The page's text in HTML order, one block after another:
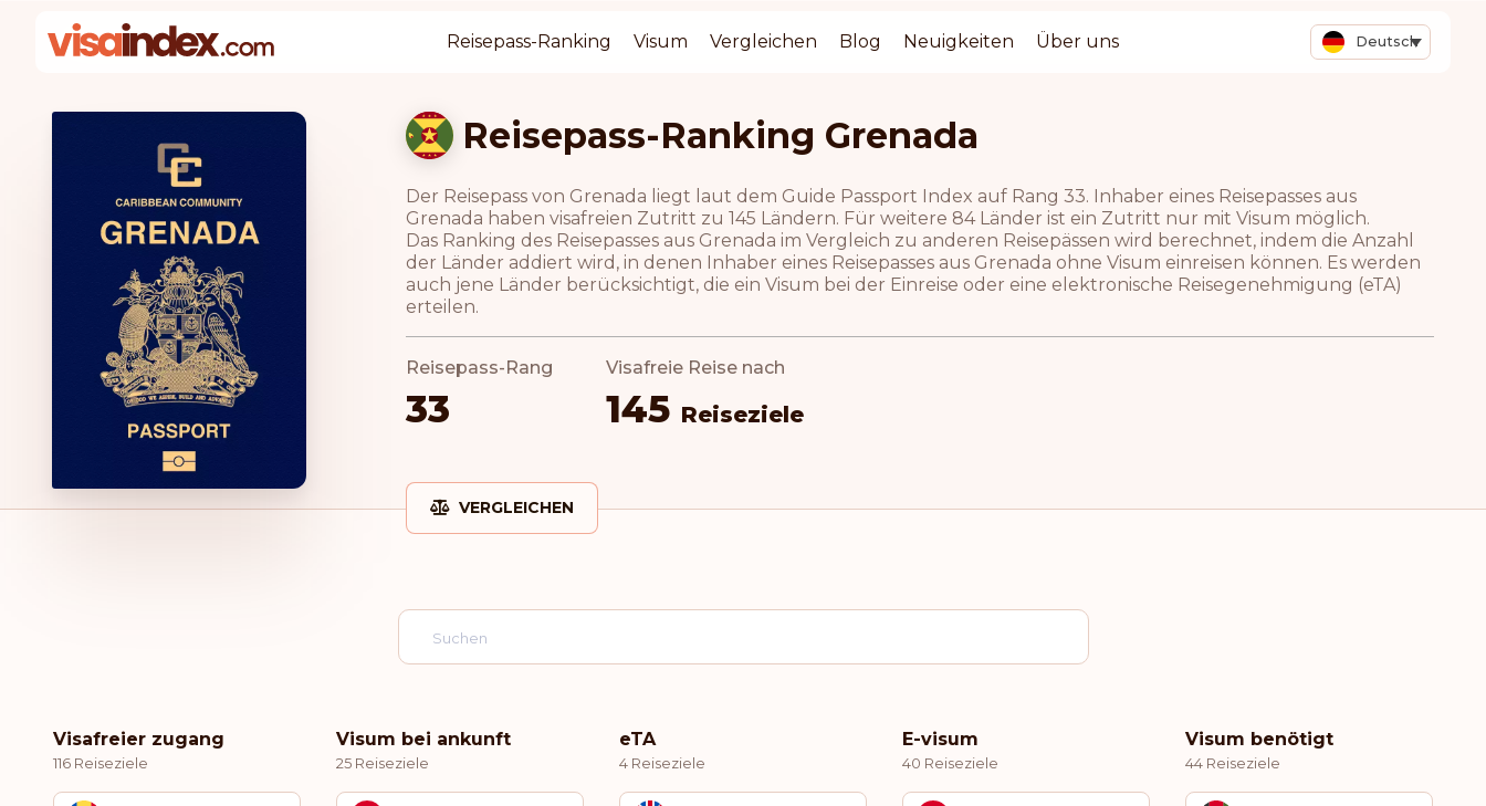
Deutsch
Reisepass-Ranking Visum Vergleichen Blog Neuigkeiten Über uns
Reisepass-Ranking Grenada
Der Reisepass von Grenada liegt laut dem Guide Passport Index auf Rang 33. Inhaber eines Reisepasses aus
Grenada haben visafreien Zutritt zu 145 Ländern. Für weitere 84 Länder ist ein Zutritt nur mit Visum möglich.
Das Ranking des Reisepasses aus Grenada im Vergleich zu anderen Reisepässen wird berechnet, indem die Anzahl
der Länder addiert wird, in denen Inhaber eines Reisepasses aus Grenada ohne Visum einreisen können. Es werden
auch jene Länder berücksichtigt, die ein Visum bei der Einreise oder eine elektronische Reisegenehmigung (eTA)
erteilen.
Reisepass-Rang
33
Visafreie Reise nach
145 Reiseziele
VERGLEICHEN
Visafreier zugang
116 Reiseziele
Visum bei ankunft
25 Reiseziele
eTA
4 Reiseziele
E-visum
40 Reiseziele
Visum benötigt
44 Reiseziele